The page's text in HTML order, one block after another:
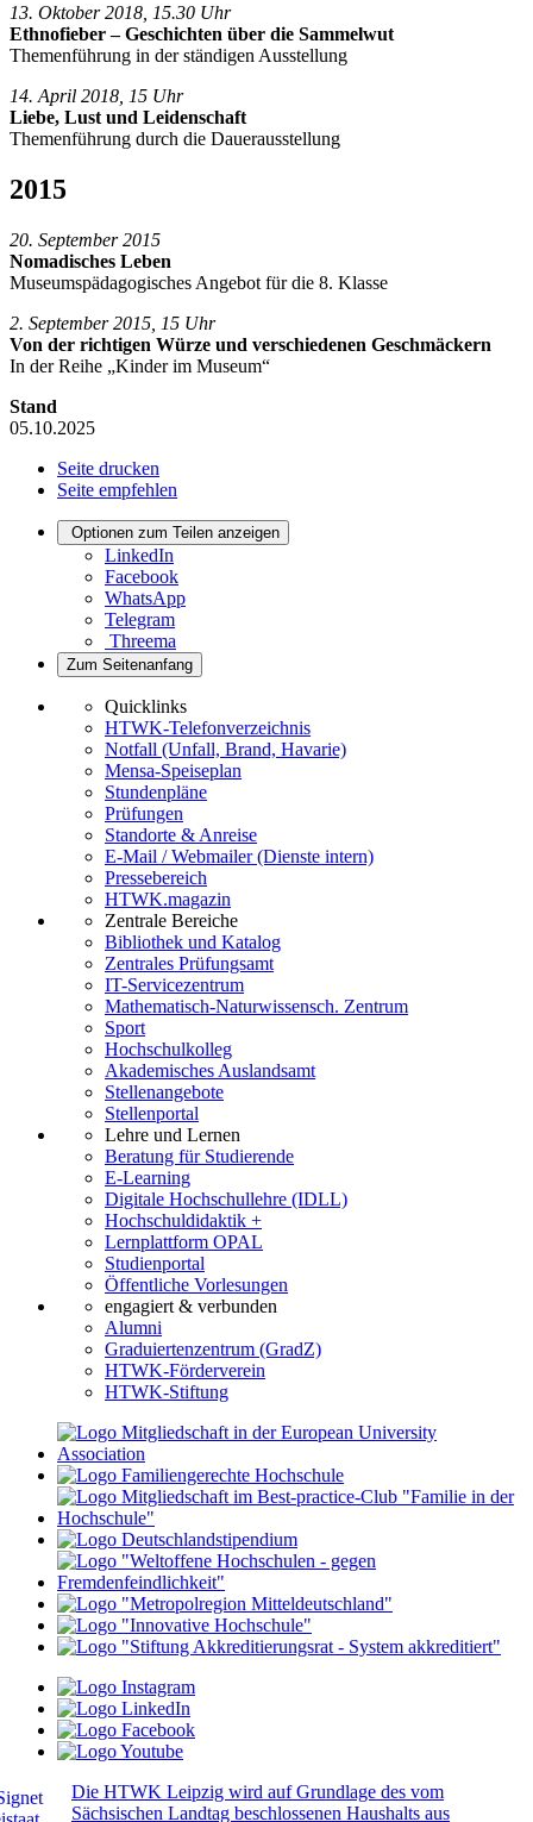
13. Oktober 2018, 15.30 Uhr
Ethnofieber – Geschichten über die Sammelwut
Themenführung in der ständigen Ausstellung
14. April 2018, 15 Uhr
Liebe, Lust und Leidenschaft
Themenführung durch die Dauerausstellung
2015
20. September 2015
Nomadisches Leben
Museumspädagogisches Angebot für die 8. Klasse
2. September 2015, 15 Uhr
Von der richtigen Würze und verschiedenen Geschmäckern
In der Reihe „Kinder im Museum“
Stand
05.10.2025
Seite drucken
Seite empfehlen
Optionen zum Teilen anzeigen
LinkedIn
Facebook
WhatsApp
Telegram
Threema
Zum Seitenanfang
Quicklinks
HTWK-Telefonverzeichnis
Notfall (Unfall, Brand, Havarie)
Mensa-Speiseplan
Stundenpläne
Prüfungen
Standorte & Anreise
E-Mail / Webmailer (Dienste intern)
Pressebereich
HTWK.magazin
Zentrale Bereiche
Bibliothek und Katalog
Zentrales Prüfungsamt
IT-Servicezentrum
Mathematisch-Naturwissensch. Zentrum
Sport
Hochschulkolleg
Akademisches Auslandsamt
Stellenangebote
Stellenportal
Lehre und Lernen
Beratung für Studierende
E-Learning
Digitale Hochschullehre (IDLL)
Hochschuldidaktik +
Lernplattform OPAL
Studienportal
Öffentliche Vorlesungen
engagiert & verbunden
Alumni
Graduiertenzentrum (GradZ)
HTWK-Förderverein
HTWK-Stiftung
Die HTWK Leipzig wird auf Grundlage des vom
Sächsischen Landtag beschlossenen Haushalts aus